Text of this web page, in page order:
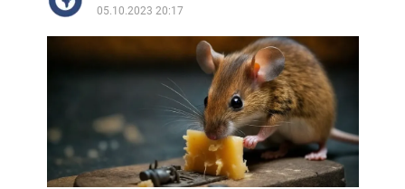
Африка
Лайфхаки
05.10.2023 20:17